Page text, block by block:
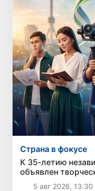
Страна в фокусе
К 35-летию
объявлен
молодежи
5 авг 2026, 13:30